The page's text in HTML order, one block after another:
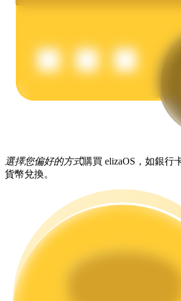
使您的資產穩定增值
選擇您偏好的方式購買 elizaOS，如銀行
貨幣兌換。